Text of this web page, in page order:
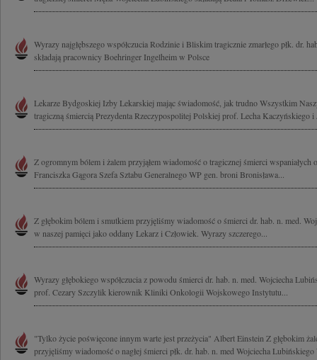
Wyrazy najgłębszego współczucia Rodzinie i Bliskim tragicznie zmarłego płk. dr.
składają pracownicy Boehringer Ingelheim w Polsce
Lekarze Bydgoskiej Izby Lekarskiej mając świadomość, jak trudno Wszystkim
tragiczną śmiercią Prezydenta Rzeczypospolitej Polskiej prof. Lecha Kaczyńskiego i
Z ogromnym bólem i żalem przyjąłem wiadomość o tragicznej śmierci
Franciszka Gągora Szefa Sztabu Generalnego WP gen. broni Bronisława...
Z głębokim bólem i smutkiem przyjęliśmy wiadomość o śmierci dr. hab. n. med.
w naszej pamięci jako oddany Lekarz i Człowiek. Wyrazy szczerego...
Wyrazy głębokiego współczucia z powodu śmierci dr. hab. n. med. Wojciecha
prof. Cezary Szczylik kierownik Kliniki Onkologii Wojskowego Instytutu...
"Tylko życie poświęcone innym warte jest przeżycia" Albert Einstein Z głębokim
przyjęliśmy wiadomość o nagłej śmierci płk. dr. hab. n. med Wojciecha Lubińskiego